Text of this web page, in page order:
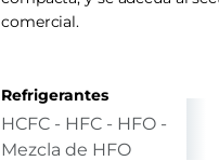
comercial.
Refrigerantes
HCFC - HFC - HFO -
Mezcla de HFO